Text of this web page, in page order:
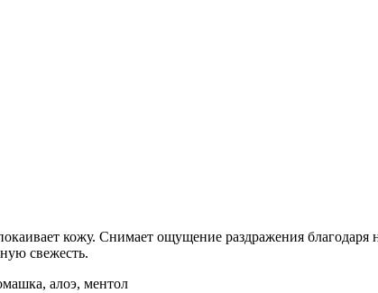
кожу. Снимает ощущение раздражения
свежесть.
алоэ, ментол